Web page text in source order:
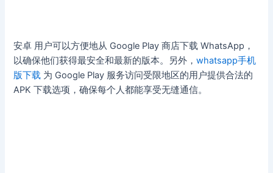
安卓 用户可以方便地从 Google Play 商店下载 WhatsApp，
以确保他们获得最安全和最新的版本。另外，whatsapp手机
版下载 为 Google Play 服务访问受限地区的用户提供合法的
APK 下载选项，确保每个人都能享受无缝通信。